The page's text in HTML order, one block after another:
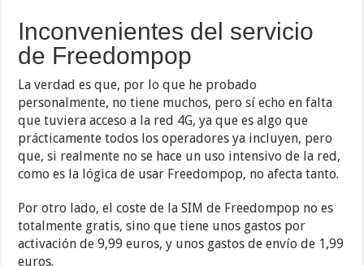
Inconvenientes del servicio
de Freedompop
La verdad es que, por lo que he probado
personalmente, no tiene muchos, pero sí echo en falta
que tuviera acceso a la red 4G, ya que es algo que
prácticamente todos los operadores ya incluyen, pero
que, si realmente no se hace un uso intensivo de la red,
como es la lógica de usar Freedompop, no afecta tanto.
Por otro lado, el coste de la SIM de Freedompop no es
totalmente gratis, sino que tiene unos gastos por
activación de 9,99 euros, y unos gastos de envío de 1,99
euros.